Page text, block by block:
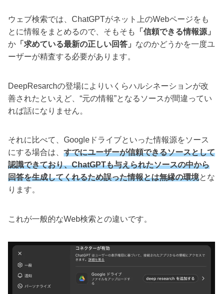
ウェブ検索では、ChatGPTがネット上のWebページをも
とに情報をまとめるので、そもそも
「信頼できる情報源」
か 「求めている最新の正しい回答」 なのかどうかを一度ユ
ーザーが精査する必要があります。
DeepResarchの登場によりいくらハルシネーションが改
善されたといえど、“元の情報”となるソースが間違ってい
れば話になりません。
それに比べて、Googleドライブといった情報源をソース
にする場合は、 すでにユーザーが信頼できるソースとして
認識できており、ChatGPTも与えられたソースの中から
回答を生成してくれるため誤った情報とは無縁の環境とな
ります。
これが一般的なWeb検索との違いです。